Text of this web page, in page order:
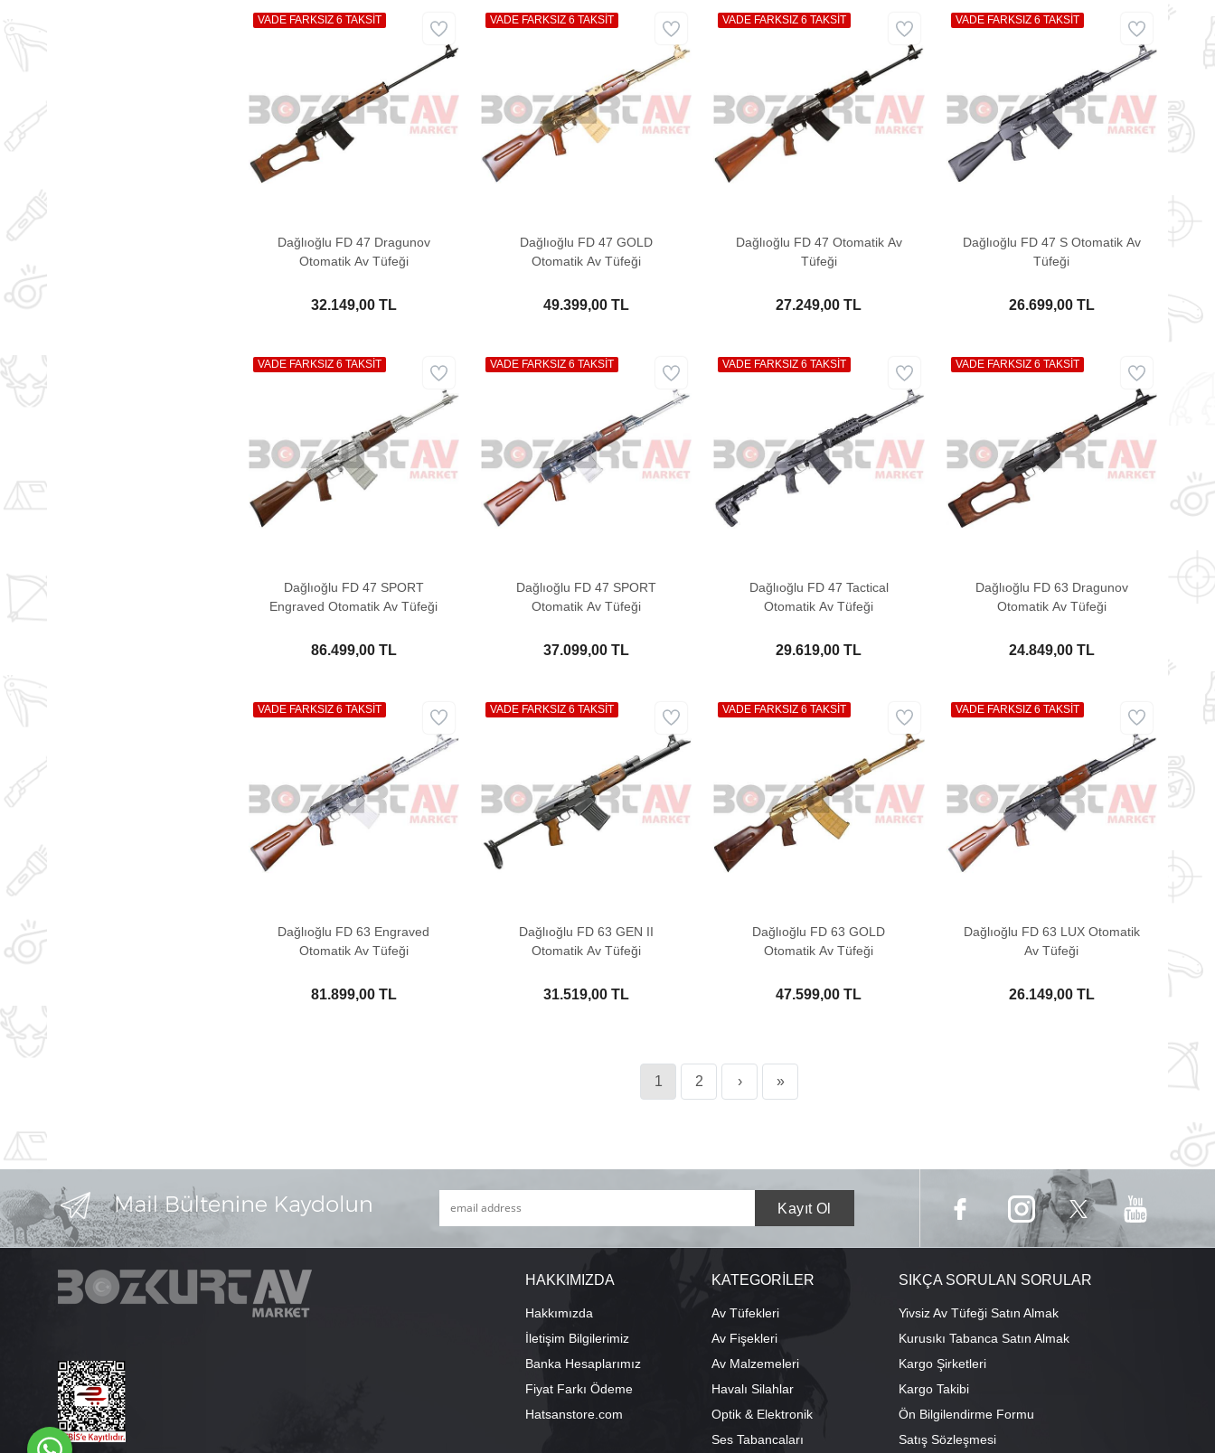
Dağlıoğlu FD 47 Dragunov
Otomatik Av Tüfeği
32.149,00 TL
VADE FARKSIZ 6 TAKSİT
Dağlıoğlu FD 47 GOLD
Otomatik Av Tüfeği
49.399,00 TL
VADE FARKSIZ 6 TAKSİT
Dağlıoğlu FD 47 Otomatik Av
Tüfeği
27.249,00 TL
VADE FARKSIZ 6 TAKSİT
Dağlıoğlu FD 47 S Otomatik Av
Tüfeği
26.699,00 TL
VADE FARKSIZ 6 TAKSİT
Dağlıoğlu FD 47 SPORT
Engraved Otomatik Av Tüfeği
86.499,00 TL
VADE FARKSIZ 6 TAKSİT
Dağlıoğlu FD 47 SPORT
Otomatik Av Tüfeği
37.099,00 TL
VADE FARKSIZ 6 TAKSİT
Dağlıoğlu FD 47 Tactical
Otomatik Av Tüfeği
29.619,00 TL
VADE FARKSIZ 6 TAKSİT
Dağlıoğlu FD 63 Dragunov
Otomatik Av Tüfeği
24.849,00 TL
VADE FARKSIZ 6 TAKSİT
Dağlıoğlu FD 63 Engraved
Otomatik Av Tüfeği
81.899,00 TL
VADE FARKSIZ 6 TAKSİT
Dağlıoğlu FD 63 GEN II
Otomatik Av Tüfeği
31.519,00 TL
VADE FARKSIZ 6 TAKSİT
Dağlıoğlu FD 63 GOLD
Otomatik Av Tüfeği
47.599,00 TL
VADE FARKSIZ 6 TAKSİT
Dağlıoğlu FD 63 LUX Otomatik
Av Tüfeği
26.149,00 TL
VADE FARKSIZ 6 TAKSİT
1 2 › »
HAKKIMIZDA
Hakkımızda
İletişim Bilgilerimiz
Banka Hesaplarımız
Fiyat Farkı Ödeme
Hatsanstore.com
KATEGORİLER
Av Tüfekleri
Av Fişekleri
Av Malzemeleri
Havalı Silahlar
Optik & Elektronik
Ses Tabancaları
SIKÇA SORULAN SORULAR
Yivsiz Av Tüfeği Satın Almak
Kurusıkı Tabanca Satın Almak
Kargo Şirketleri
Kargo Takibi
Ön Bilgilendirme Formu
Satış Sözleşmesi